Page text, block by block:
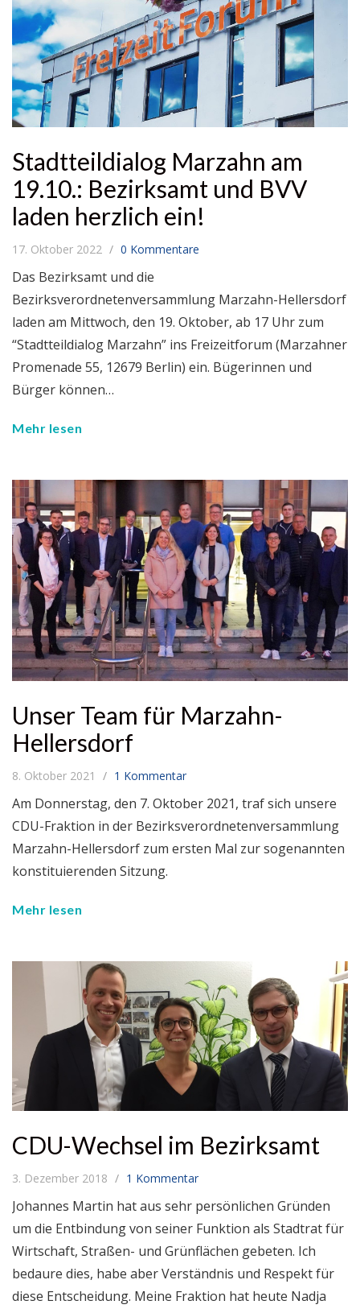
Stadtteildialog Marzahn am
19.10.: Bezirksamt und BVV
laden herzlich ein!
17. Oktober 2022 0 Kommentare
Das Bezirksamt und die
Bezirksverordnetenversammlung Marzahn-Hellersdorf
laden am Mittwoch, den 19. Oktober, ab 17 Uhr zum
“Stadtteildialog Marzahn” ins Freizeitforum (Marzahner
Promenade 55, 12679 Berlin) ein. Bügerinnen und
Bürger können…
Mehr lesen
Unser Team für Marzahn-
Hellersdorf
8. Oktober 2021 1 Kommentar
Am Donnerstag, den 7. Oktober 2021, traf sich unsere
CDU-Fraktion in der Bezirksverordnetenversammlung
Marzahn-Hellersdorf zum ersten Mal zur sogenannten
konstituierenden Sitzung.
Mehr lesen
CDU-Wechsel im Bezirksamt
3. Dezember 2018 1 Kommentar
Johannes Martin hat aus sehr persönlichen Gründen
um die Entbindung von seiner Funktion als Stadtrat für
Wirtschaft, Straßen- und Grünflächen gebeten. Ich
bedaure dies, habe aber Verständnis und Respekt für
diese Entscheidung. Meine Fraktion hat heute Nadja